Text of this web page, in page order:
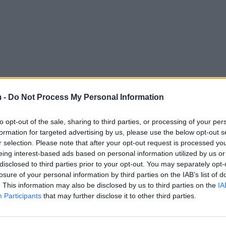
- Do Not Process My Personal Information
opt-out of the sale, sharing to third parties, or processing of your
for targeted advertising by us, please use the below opt-out
selection. Please note that after your opt-out request is processed
interest-based ads based on personal information utilized by us
to third parties prior to your opt-out. You may separately
of your personal information by third parties on the IAB’s list of
This information may also be disclosed by us to third parties on the
Participants that may further disclose it to other third parties.